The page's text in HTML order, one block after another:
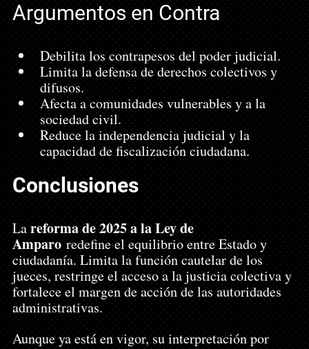
Argumentos en Contra
Debilita los contrapesos del poder judicial.
Limita la defensa de derechos colectivos y
difusos.
Afecta a comunidades vulnerables y a la
sociedad civil.
Reduce la independencia judicial y la
capacidad de fiscalización ciudadana.
Conclusiones
La reforma de 2025 a la Ley de
Amparo redefine el equilibrio entre Estado y
ciudadanía. Limita la función cautelar de los
jueces, restringe el acceso a la justicia colectiva y
fortalece el margen de acción de las autoridades
administrativas.
Aunque ya está en vigor, su interpretación por